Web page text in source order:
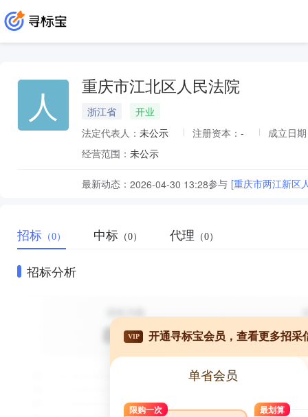
人 重庆市江北区人民法院
浙江省
开业
法定代表人： 未公示 注册资本： -
成立日
经营范围： 未公示
最新动态： 2026-04-30 13:28参与 [重庆市两江新区
招标 （0） 中标 （0） 代理 （0）
招标分析
VIP 开通寻标宝会员，查看更多招采
单省会员
限购一次 最划算